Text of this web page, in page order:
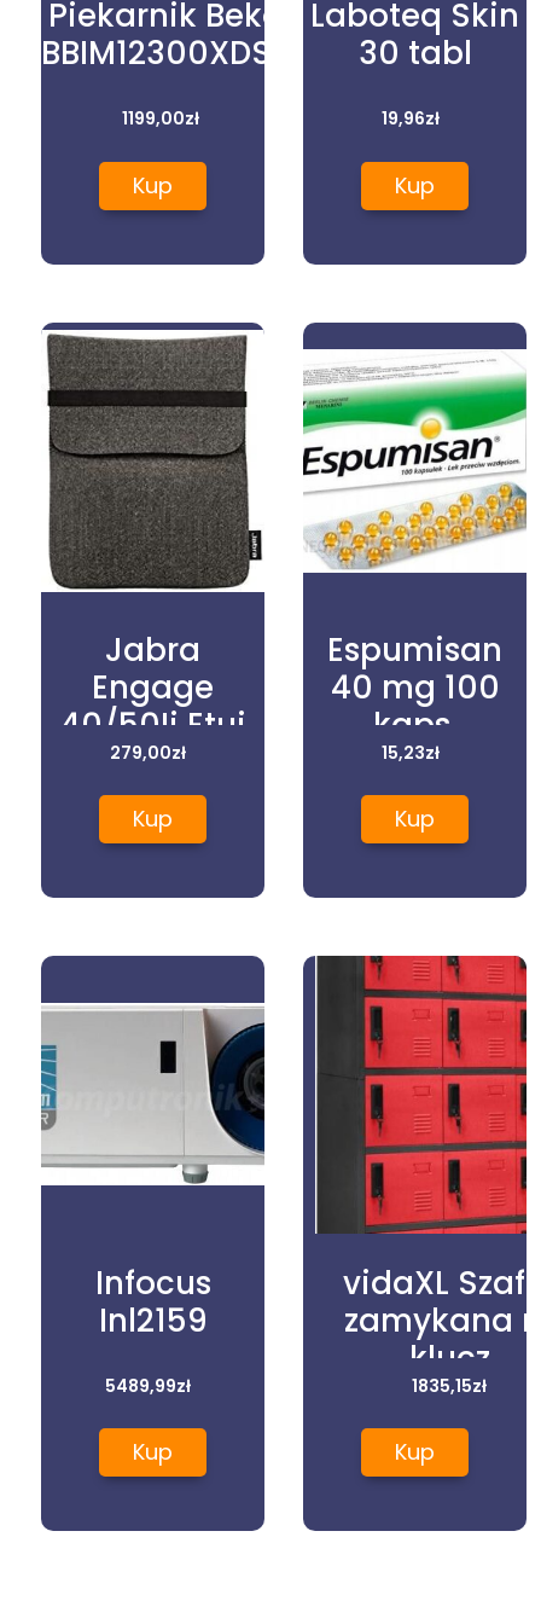
Piekarnik Beko
BBIM12300XDSE
1199,00zł
Kup
Laboteq Skin
30 tabl
19,96zł
Kup
Jabra
Engage
40/50Ii Etui
(1430155)
279,00zł
Kup
Espumisan
40 mg 100
kaps.
15,23zł
Kup
Infocus
Inl2159
5489,99zł
Kup
vidaXL
zamykana na
klucz,
antracyt/
90x40x180
stal
1835,15zł
Kup